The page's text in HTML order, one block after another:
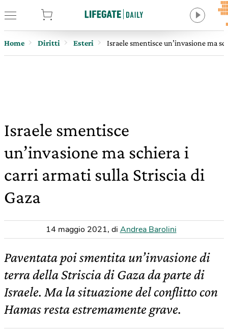
Home Diritti Esteri Israele smentisce un’invasione ma
Israele smentisce
un’invasione ma schiera i
carri armati sulla Striscia di
Gaza
14 maggio 2021, di Andrea Barolini
Paventata poi smentita un’invasione di
terra della Striscia di Gaza da parte di
Israele. Ma la situazione del conflitto con
Hamas resta estremamente grave.